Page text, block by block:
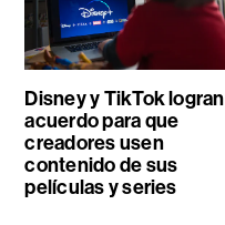
Disney y TikTok logran
acuerdo para que
creadores usen
contenido de sus
películas y series